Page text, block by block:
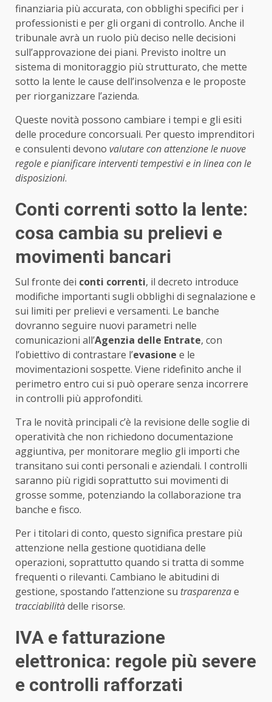
finanziaria più accurata, con obblighi specifici per i
professionisti e per gli organi di controllo. Anche il
tribunale avrà un ruolo più deciso nelle decisioni
sull’approvazione dei piani. Previsto inoltre un
sistema di monitoraggio più strutturato, che mette
sotto la lente le cause dell’insolvenza e le proposte
per riorganizzare l’azienda.
Queste novità possono cambiare i tempi e gli esiti
delle procedure concorsuali. Per questo imprenditori
e consulenti devono valutare con attenzione le nuove
regole e pianificare interventi tempestivi e in linea con le
disposizioni.
Conti correnti sotto la lente:
cosa cambia su prelievi e
movimenti bancari
Sul fronte dei conti correnti, il decreto introduce
modifiche importanti sugli obblighi di segnalazione e
sui limiti per prelievi e versamenti. Le banche
dovranno seguire nuovi parametri nelle
comunicazioni all’Agenzia delle Entrate, con
l’obiettivo di contrastare l’evasione e le
movimentazioni sospette. Viene ridefinito anche il
perimetro entro cui si può operare senza incorrere
in controlli più approfonditi.
Tra le novità principali c’è la revisione delle soglie di
operatività che non richiedono documentazione
aggiuntiva, per monitorare meglio gli importi che
transitano sui conti personali e aziendali. I controlli
saranno più rigidi soprattutto sui movimenti di
grosse somme, potenziando la collaborazione tra
banche e fisco.
Per i titolari di conto, questo significa prestare più
attenzione nella gestione quotidiana delle
operazioni, soprattutto quando si tratta di somme
frequenti o rilevanti. Cambiano le abitudini di
gestione, spostando l’attenzione su trasparenzae
tracciabilitàdelle risorse.
IVA e fatturazione
elettronica: regole più severe
e controlli rafforzati